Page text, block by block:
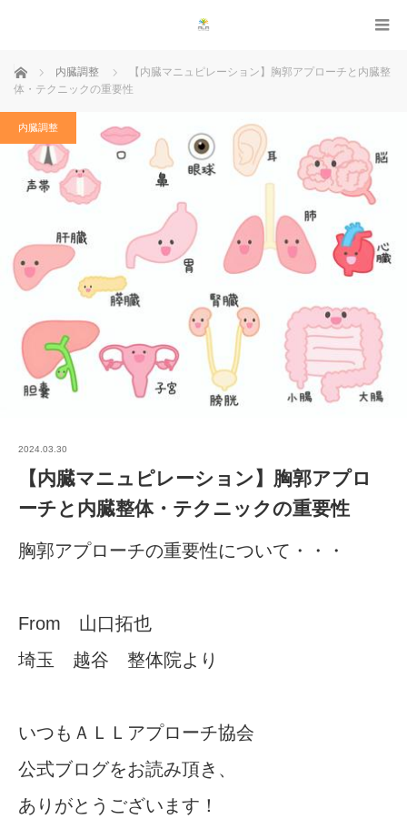
ホーム 内臓調整
【内臓マニュピレーション】胸郭アプローチと内臓整
体・テクニックの重要性
内臓調整
2024.03.30
【内臓マニュピレーション】胸郭アプロ
ーチと内臓整体・テクニックの重要性
胸郭アプローチの重要性について・・・
From 山口拓也
埼玉 越谷 整体院より
いつもＡＬＬアプローチ協会
公式ブログをお読み頂き、
ありがとうございます！